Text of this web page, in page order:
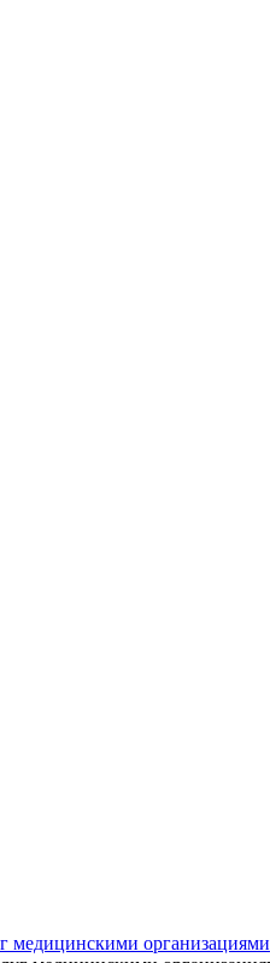
медицинскими организациями